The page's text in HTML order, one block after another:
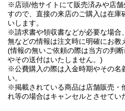
※店頭/他サイトにて販売済みや店
すので、直接の来店のご購入は在庫
いします。
※請求書や領収書などが必要な場合
無などの情報は注文時に明確にお教
(情報の無いご依頼の際は当方の判
やその送付はいたしません。)
※公費購入の際は入金時期やその名
い。
※掲載されている商品は店舗販売・
れ等の場合はキャンセルとさせてい